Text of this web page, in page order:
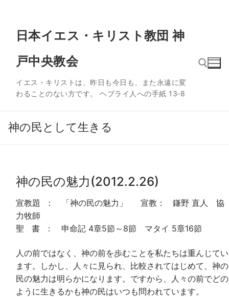
日本イエス・キリスト教団 神
戸中央教会
イエス・キリストは、昨日も今日も、また永遠に変
わることのない方です。 ヘブライ人への手紙 13‐8
神の民として生きる
神の民の魅力(2012.2.26)
宣教題 ： 「神の民の魅力」 宣教： 鎌野 直人 協
力牧師
聖 書 ： 申命記 4章5節～8節 マタイ 5章16節
人の前ではなく、神の前を歩むことを私たちは重んじてい
ます。しかし、人々に見られ、比較されてはじめて、神の
民の魅力は明らかになります。ですから、人々の前でどの
ように生きるかも神の民はいつも問われています。